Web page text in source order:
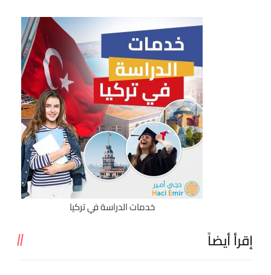
خدمات الدراسة في تركيا
إقرأ أيضاً